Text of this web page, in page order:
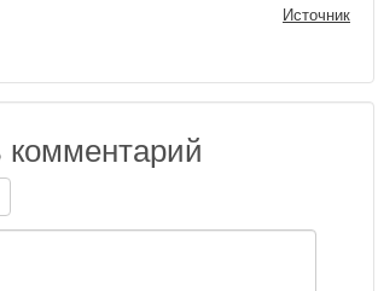
Источник
комментарий